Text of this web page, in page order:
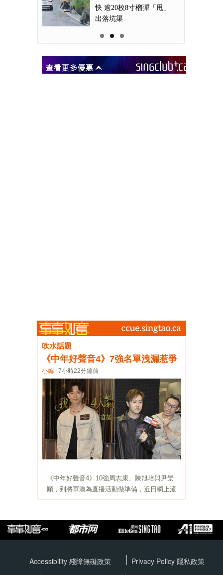
Accessibility 殘障無礙政策 Privacy Policy 隱私政策